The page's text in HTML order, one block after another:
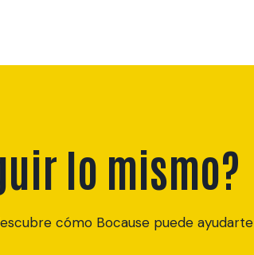
lo mismo?
cómo Bocause puede